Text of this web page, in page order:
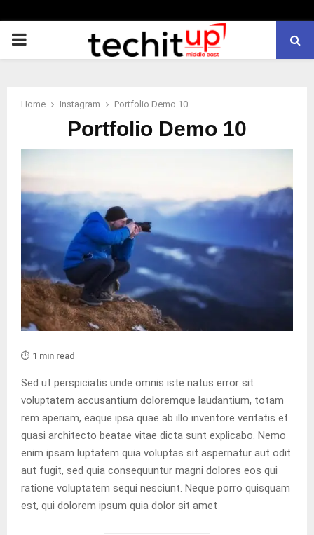
PRIMARY
Home Instagram Portfolio Demo 10
Portfolio Demo 10
⏱️ 1 min read
Sed ut perspiciatis unde omnis iste natus error sit
voluptatem accusantium doloremque laudantium, totam
rem aperiam, eaque ipsa quae ab illo inventore veritatis et
quasi architecto beatae vitae dicta sunt explicabo. Nemo
enim ipsam luptatem quia voluptas sit aspernatur aut odit
aut fugit, sed quia consequuntur magni dolores eos qui
ratione voluptatem sequi nesciunt. Neque porro quisquam
est, qui dolorem ipsum quia dolor sit amet